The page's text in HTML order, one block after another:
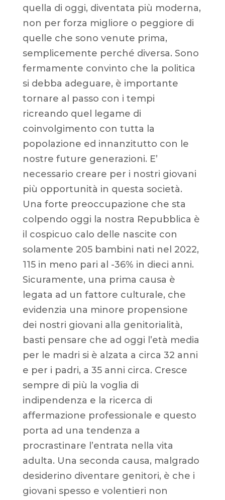
quella di oggi, diventata più moderna,
non per forza migliore o peggiore di
quelle che sono venute prima,
semplicemente perché diversa. Sono
fermamente convinto che la politica
si debba adeguare, è importante
tornare al passo con i tempi
ricreando quel legame di
coinvolgimento con tutta la
popolazione ed innanzitutto con le
nostre future generazioni. E’
necessario creare per i nostri giovani
più opportunità in questa società.
Una forte preoccupazione che sta
colpendo oggi la nostra Repubblica è
il cospicuo calo delle nascite con
solamente 205 bambini nati nel 2022,
115 in meno pari al -36% in dieci anni.
Sicuramente, una prima causa è
legata ad un fattore culturale, che
evidenzia una minore propensione
dei nostri giovani alla genitorialità,
basti pensare che ad oggi l’età media
per le madri si è alzata a circa 32 anni
e per i padri, a 35 anni circa. Cresce
sempre di più la voglia di
indipendenza e la ricerca di
affermazione professionale e questo
porta ad una tendenza a
procrastinare l’entrata nella vita
adulta. Una seconda causa, malgrado
desiderino diventare genitori, è che i
giovani spesso e volentieri non